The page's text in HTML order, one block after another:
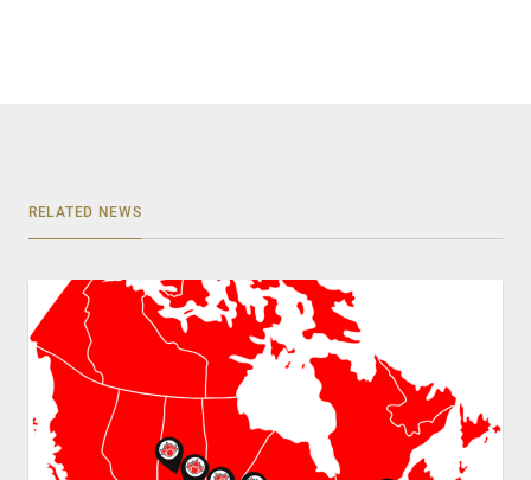
RELATED NEWS